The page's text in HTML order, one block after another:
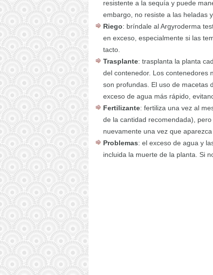
resistente a la sequía y puede
embargo, no resiste a las heladas
Riego: bríndale al Argyroderma
en exceso, especialmente si las
tacto.
Trasplante: trasplanta la planta
del contenedor. Los contenedores
son profundas. El uso de macetas
exceso de agua más rápido,
Fertilizante: fertiliza una vez al
de la cantidad recomendada),
nuevamente una vez que aparezca
Problemas: el exceso de agua y
incluida la muerte de la planta. Si